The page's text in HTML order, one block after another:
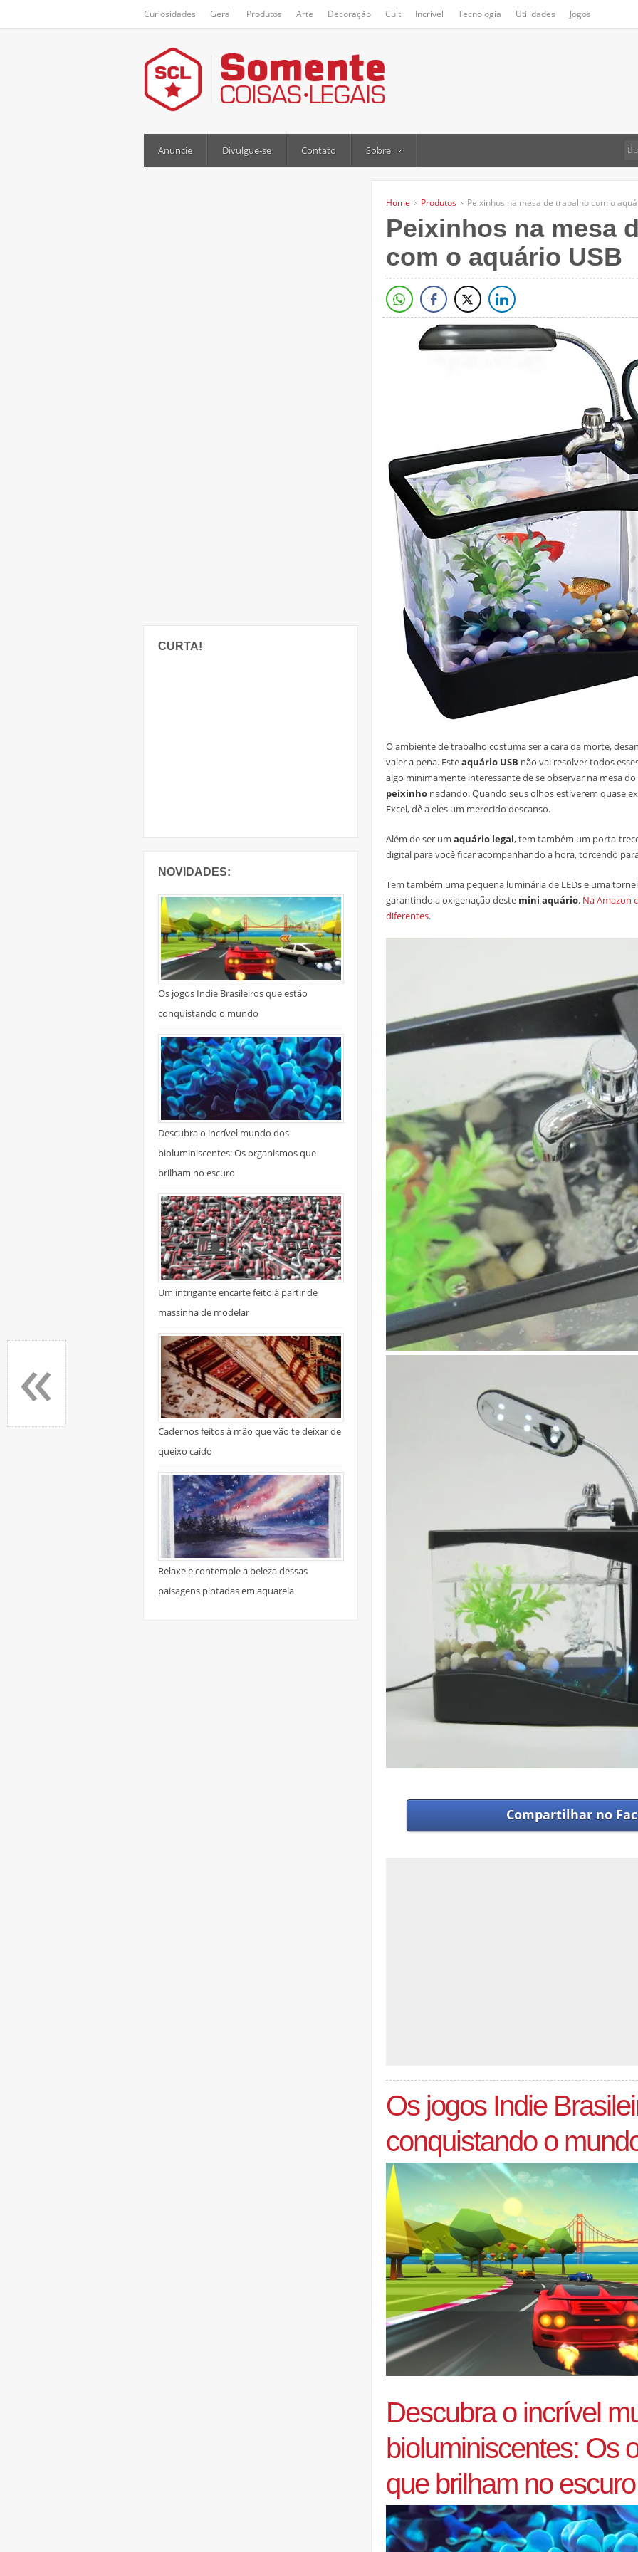
Curiosidades Geral Produtos Arte Decoração Cult Incrível Tecnologia Utilidades Jogos
Anuncie Divulgue-se Contato Sobre
CURTA!
NOVIDADES:
Os jogos Indie Brasileiros que estão
conquistando o mundo
Descubra o incrível mundo dos
bioluminiscentes: Os organismos que
brilham no escuro
Um intrigante encarte feito à partir de
massinha de modelar
Cadernos feitos à mão que vão te deixar de
queixo caído
Relaxe e contemple a beleza dessas
paisagens pintadas em aquarela
Home Produtos Peixinhos na mesa de trabalho com o
Peixinhos na mesa
com o aquário USB
O ambiente de trabalho costuma ser a cara da morte,
valer a pena. Esteaquário USB não vai resolver todos
algo minimamente interessante de se observar na mesa
peixinho nadando. Quando seus olhos estiverem quase
Excel, dê a eles um merecido descanso.
Além de ser um aquário legal, tem também um porta-
digital para você ficar acompanhando a hora, torcendo
Tem também uma pequena luminária de LEDs e uma
garantindo a oxigenação deste mini aquário. Na Amazon
diferentes.
Compartilhar no
Os jogos Indie
conquistando o
Descubra o incrível
bioluminiscentes: Os
que brilham no escuro
«